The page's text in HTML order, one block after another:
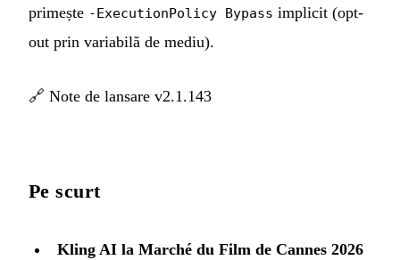
primește -ExecutionPolicy Bypass implicit (opt-
out prin variabilă de mediu).
🔗 Note de lansare v2.1.143
Pe scurt
Kling AI la Marché du Film de Cannes 2026